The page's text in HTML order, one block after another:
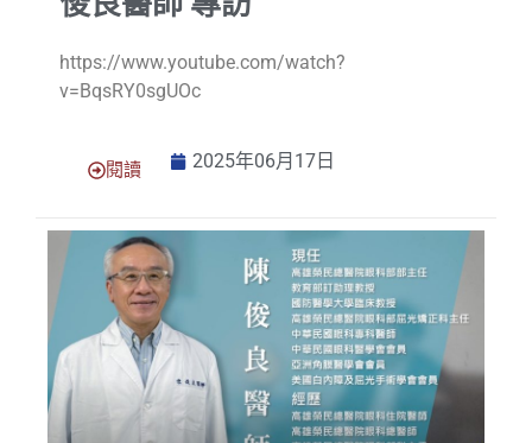
https://www.youtube.com/watch?
v=BqsRY0sgUOc
閱讀 2025年06月17日